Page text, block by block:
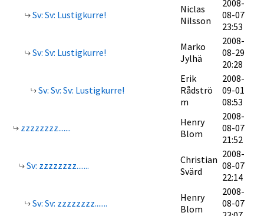
Sv: Sv: Lustigkurre!
Niclas
Nilsson
2008-
08-07
23:53
Sv: Sv: Lustigkurre!
Marko
Jylhä
2008-
08-29
20:28
Sv: Sv: Sv: Lustigkurre!
Erik
Rådströ
m
2008-
09-01
08:53
zzzzzzzz.......
Henry
Blom
2008-
08-07
21:52
Sv: zzzzzzzz.......
Christian
Svärd
2008-
08-07
22:14
Sv: Sv: zzzzzzzz.......
Henry
Blom
2008-
08-07